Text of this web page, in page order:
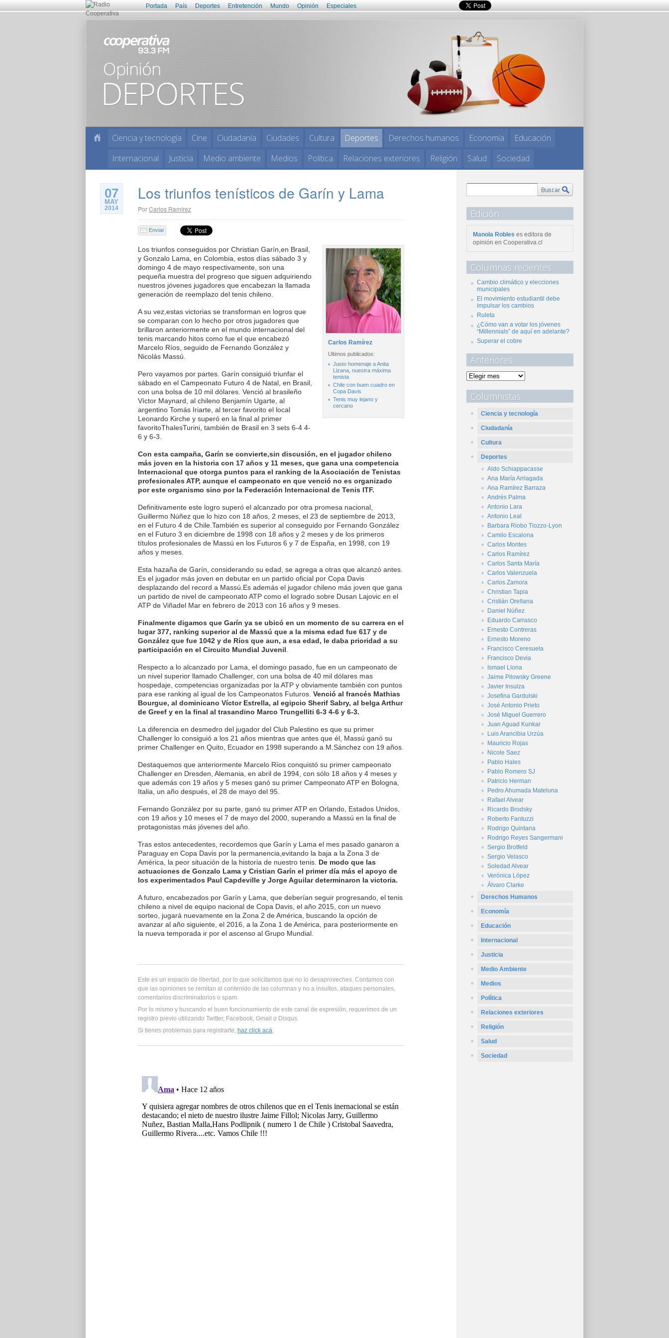
Portada País Deportes Entretención Mundo Opinión Especiales
Ciencia y tecnología Cine Ciudadanía Ciudades Cultura Deportes Derechos humanos Economía
Educación
Internacional
Justicia Medio ambiente Medios Política Relaciones exteriores Religión Salud Sociedad
07
MAY
2014
Los triunfos tenísticos de Garín y Lama
PorCarlos Ramírez
Enviar
Carlos Ramírez
Ultimos publicados:
Justo homenaje a Anita
Lizana, nuestra máxima
tenista
Chile con buen cuadro en
Copa Davis
Tenis muy lejano y
cercano
Los triunfos conseguidos por Christian Garín,en Brasil,
y Gonzalo Lama, en Colombia, estos días sábado 3 y
domingo 4 de mayo respectivamente, son una
pequeña muestra del progreso que siguen adquiriendo
nuestros jóvenes jugadores que encabezan la llamada
generación de reemplazo del tenis chileno.
A su vez,estas victorias se transforman en logros que
se comparan con lo hecho por otros jugadores que
brillaron anteriormente en el mundo internacional del
tenis marcando hitos como fue el que encabezó
Marcelo Ríos, seguido de Fernando González y
Nicolás Massú.
Pero vayamos por partes. Garín consiguió triunfar el
sábado en el Campeonato Futuro 4 de Natal, en Brasil,
con una bolsa de 10 mil dólares. Venció al brasileño
Víctor Maynard, al chileno Benjamín Ugarte, al
argentino Tomás Iriarte, al tercer favorito el local
Leonardo Kirche y superó en la final al primer
favoritoThalesTurini, también de Brasil en 3 sets 6-4 4-
6 y 6-3.
Con esta campaña, Garín se convierte,sin discusión, en el jugador chileno
más joven en la historia con 17 años y 11 meses, que gana una competencia
Internacional que otorga puntos para el ranking de la Asociación de Tenistas
profesionales ATP, aunque el campeonato en que venció no es organizado
por este organismo sino por la Federación Internacional de Tenis ITF.
Definitivamente este logro superó el alcanzado por otra promesa nacional,
Guillermo Núñez que lo hizo con 18 años, 2 meses, el 23 de septiembre de 2013,
en el Futuro 4 de Chile.También es superior al conseguido por Fernando González
en el Futuro 3 en diciembre de 1998 con 18 años y 2 meses y de los primeros
títulos profesionales de Massú en los Futuros 6 y 7 de España, en 1998, con 19
años y meses.
Esta hazaña de Garín, considerando su edad, se agrega a otras que alcanzó antes.
Es el jugador más joven en debutar en un partido oficial por Copa Davis
desplazando del record a Massú.Es además el jugador chileno más joven que gana
un partido de nivel de campeonato ATP como el logrado sobre Dusan Lajovic en el
ATP de Viñadel Mar en febrero de 2013 con 16 años y 9 meses.
Finalmente digamos que Garín ya se ubicó en un momento de su carrera en el
lugar 377, ranking superior al de Massú que a la misma edad fue 617 y de
González que fue 1042 y de Ríos que aun, a esa edad, le daba prioridad a su
participación en el Circuito Mundial Juvenil
Respecto a lo alcanzado por Lama, el domingo pasado, fue en un campeonato de
un nivel superior llamado Challenger, con una bolsa de 40 mil dólares mas
hospedaje, competencias organizadas por la ATP y obviamente también con puntos
para ese ranking al igual de los Campeonatos Futuros. Venció al francés Mathias
Bourgue, al dominicano Víctor Estrella, al egipcio Sherif Sabry, al belga Arthur
de Greef y en la final al trasandino Marco Trungelliti 6-3 4-6 y 6-3.
La diferencia en desmedro del jugador del Club Palestino es que su primer
Challenger lo consiguió a los 21 años mientras que antes que él, Massú ganó su
primer Challenger en Quito, Ecuador en 1998 superando a M.Sánchez con 19 años.
Destaquemos que anteriormente Marcelo Ríos conquistó su primer campeonato
Challenger en Dresden, Alemania, en abril de 1994, con sólo 18 años y 4 meses y
que además con 19 años y 5 meses ganó su primer Campeonato ATP en Bologna,
Italia, un año después, el 28 de mayo del 95.
Fernando González por su parte, ganó su primer ATP en Orlando, Estados Unidos,
con 19 años y 10 meses el 7 de mayo del 2000, superando a Massú en la final de
protagonistas más jóvenes del año.
Tras estos antecedentes, recordemos que Garín y Lama el mes pasado ganaron a
Paraguay en Copa Davis por la permanencia,evitando la baja a la Zona 3 de
América, la peor situación de la historia de nuestro tenis. De modo que las
actuaciones de Gonzalo Lama y Cristian Garín el primer día más el apoyo de
los experimentados Paul Capdeville y Jorge Aguilar determinaron la victoria.
A futuro, encabezados por Garín y Lama, que deberían seguir progresando, el tenis
chileno a nivel de equipo nacional de Copa Davis, el año 2015, con un nuevo
sorteo, jugará nuevamente en la Zona 2 de América, buscando la opción de
avanzar al año siguiente, el 2016, a la Zona 1 de América, para posteriormente en
la nueva temporada ir por el ascenso al Grupo Mundial.
Este es un espacio de libertad, por lo que solicitamos que no lo desaproveches. Contamos con
que las opiniones se remitan al contenido de las columnas y no a insultos, ataques personales,
comentarios discriminatorios o spam.
Por lo mismo y buscando el buen funcionamiento de este canal de expresión, requerimos de un
registro previo utilizando Twitter, Facebook, Gmail o Disqus.
Si tienes problemas para registrarte, haz click acá.
Edición
Manola Robles es editora de
opinión en Cooperativa.cl
Columnas recientes
Cambio climático y elecciones
municipales
El movimiento estudiantil debe
impulsar los cambios
Ruleta
¿Cómo van a votar los jóvenes
“Millennials” de aquí en adelante?
Superar el cobre
Anteriores
Columnistas
Ciencia y tecnología
Ciudadanía
Cultura
Deportes
Aldo Schiappacasse
Ana María Arriagada
Ana Ramírez Barraza
Andrés Palma
Antonio Lara
Antonio Leal
Barbara Riobo Tiozzo-Lyon
Camilo Escalona
Carlos Montes
Carlos Ramírez
Carlos Santa María
Carlos Valenzuela
Carlos Zamora
Christian Tapia
Cristián Orellana
Daniel Núñez
Eduardo Carrasco
Ernesto Contreras
Ernesto Moreno
Francisco Ceresuela
Francisco Devia
Ismael Llona
Jaime Pilowsky Greene
Javier Insulza
Josefina Gardulski
José Antonio Prieto
José Miguel Guerrero
Juan Aguad Kunkar
Luis Arancibia Urzúa
Mauricio Rojas
Nicole Saez
Pablo Hales
Pablo Romero SJ
Patricio Herman
Pedro Ahumada Mateluna
Rafael Alvear
Ricardo Brodsky
Roberto Fantuzzi
Rodrigo Quintana
Rodrigo Reyes Sangermani
Sergio Brotfeld
Sergio Velasco
Soledad Alvear
Verónica López
Álvaro Clarke
Derechos Humanos
Economía
Educación
Internacional
Justicia
Medio Ambiente
Medios
Política
Relaciones exteriores
Religión
Salud
Sociedad